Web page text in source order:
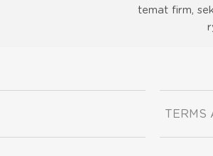
temat firm,